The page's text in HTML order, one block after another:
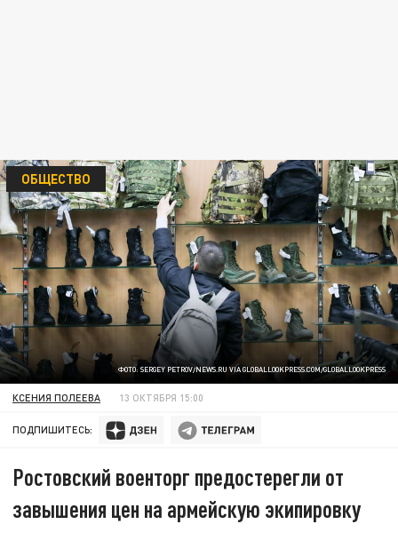
ФОТО: SERGEY PETROV/NEWS.RU VIA GLOBALLOOKPRESS.COM/GLOBALLOOKPRESS
ОБЩЕСТВО
КСЕНИЯ ПОЛЕЕВА 13 ОКТЯБРЯ 15:00
ПОДПИШИТЕСЬ:
Ростовский военторг предостерегли от
завышения цен на армейскую экипировку